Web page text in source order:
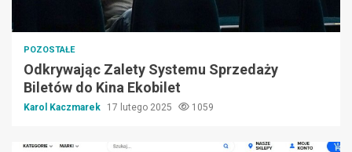
POZOSTAŁE
Odkrywając Zalety Systemu Sprzedaży
Biletów do Kina Ekobilet
Karol Kaczmarek 17 lutego 2025 1059